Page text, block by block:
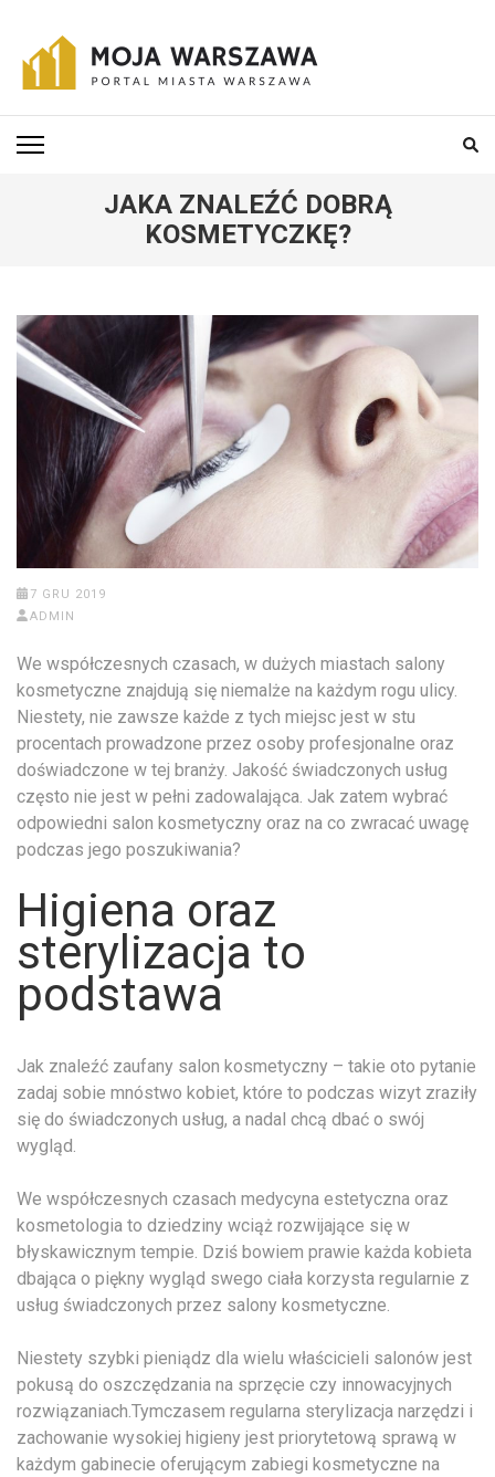
content
(Press
Enter)
MOJA-WARSZAWA
JAKA ZNALEŹĆ DOBRĄ
KOSMETYCZKĘ?
7 GRU 2019
ADMIN
We współczesnych czasach, w dużych miastach salony
kosmetyczne znajdują się niemalże na każdym rogu ulicy.
Niestety, nie zawsze każde z tych miejsc jest w stu
procentach prowadzone przez osoby profesjonalne oraz
doświadczone w tej branży. Jakość świadczonych usług
często nie jest w pełni zadowalająca. Jak zatem wybrać
odpowiedni salon kosmetyczny oraz na co zwracać uwagę
podczas jego poszukiwania?
Higiena oraz
sterylizacja to
podstawa
Jak znaleźć zaufany salon kosmetyczny – takie oto pytanie
zadaj sobie mnóstwo kobiet, które to podczas wizyt zraziły
się do świadczonych usług, a nadal chcą dbać o swój
wygląd.
We współczesnych czasach medycyna estetyczna oraz
kosmetologia to dziedziny wciąż rozwijające się w
błyskawicznym tempie. Dziś bowiem prawie każda kobieta
dbająca o piękny wygląd swego ciała korzysta regularnie z
usług świadczonych przez salony kosmetyczne.
Niestety szybki pieniądz dla wielu właścicieli salonów jest
pokusą do oszczędzania na sprzęcie czy innowacyjnych
rozwiązaniach.Tymczasem regularna sterylizacja narzędzi i
zachowanie wysokiej higieny jest priorytetową sprawą w
każdym gabinecie oferującym zabiegi kosmetyczne na